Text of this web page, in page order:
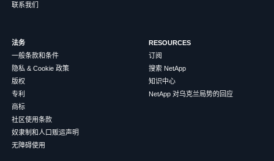
联系我们
法务
一般条款和条件
隐私 & Cookie 政策
版权
专利
商标
社区使用条款
奴隶制和人口贩运声明
无障碍使用
RESOURCES
订阅
搜索 NetApp
知识中心
NetApp 对乌克兰局势的回应